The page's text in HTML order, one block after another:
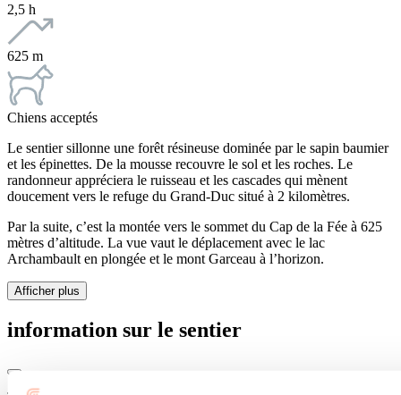
2,5 h
625 m
Chiens acceptés
Le sentier sillonne une forêt résineuse dominée par le sapin baumier
et les épinettes. De la mousse recouvre le sol et les roches. Le
randonneur appréciera le ruisseau et les cascades qui mènent
doucement vers le refuge du Grand-Duc situé à 2 kilomètres.
Par la suite, c’est la montée vers le sommet du Cap de la Fée à 625
mètres d’altitude. La vue vaut le déplacement avec le lac
Archambault en plongée et le mont Garceau à l’horizon.
Afficher plus
information sur le sentier